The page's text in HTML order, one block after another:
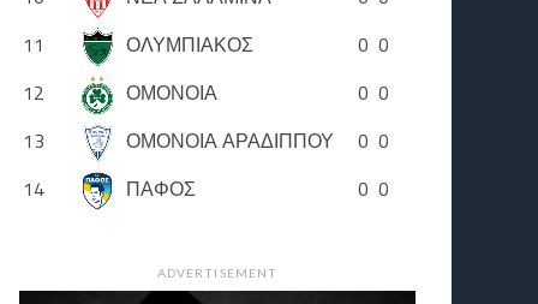
11
ΟΛΥΜΠΙΑΚΟΣ 0 0
12
ΟΜΟΝΟΙΑ 0 0
13
ΟΜΟΝΟΙΑ ΑΡΑΔΙΠΠΟΥ 0 0
14
ΠΑΦΟΣ 0 0
ADVERTISEMENT